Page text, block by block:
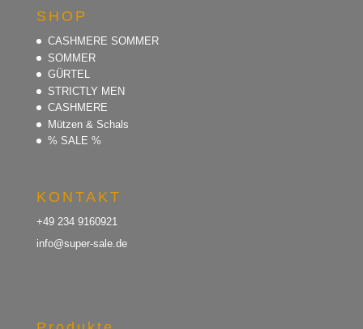
SHOP
CASHMERE SOMMER
SOMMER
GÜRTEL
STRICTLY MEN
CASHMERE
Mützen & Schals
% SALE %
KONTAKT
+49 234 9160921
info@super-sale.de